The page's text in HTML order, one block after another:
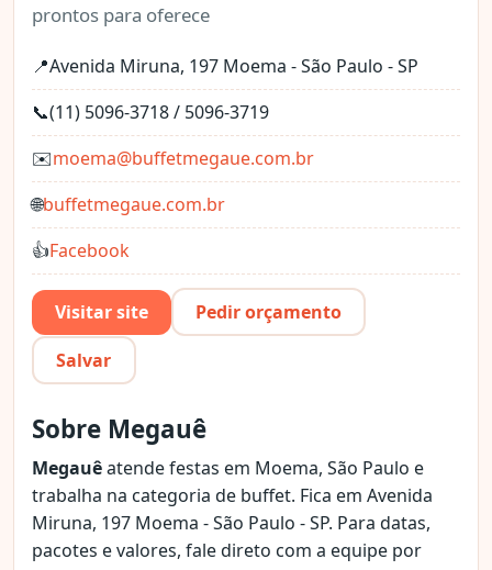
prontos para oferece
📍Avenida Miruna, 197 Moema - São Paulo - SP
📞(11) 5096-3718 / 5096-3719
✉️moema@buffetmegaue.com.br
🌐buffetmegaue.com.br
👍Facebook
Visitar site
Pedir orçamento
Salvar
Sobre Megauê
Megauêatende festas em Moema, São Paulo e
trabalha na categoria de buffet. Fica em Avenida
Miruna, 197 Moema - São Paulo - SP. Para datas,
pacotes e valores, fale direto com a equipe por